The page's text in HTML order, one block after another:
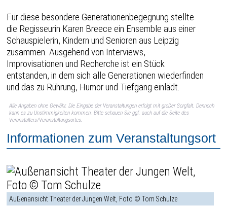
Für diese besondere Generationenbegegnung stellte
die Regisseurin Karen Breece ein Ensemble aus einer
Schauspielerin, Kindern und Senioren aus Leipzig
zusammen. Ausgehend von Interviews,
Improvisationen und Recherche ist ein Stück
entstanden, in dem sich alle Generationen wiederfinden
und das zu Rührung, Humor und Tiefgang einlädt.
Alle Angaben ohne Gewähr. Die Eingabe der Veranstaltungen erfolgt mit großer Sorgfalt. Dennoch
kann es zu Unstimmigkeiten kommen. Bitte schauen Sie ggf. auch auf die Seite des
Veranstalters/Veranstaltungsortes.
Informationen zum Veranstaltungsort
Außenansicht Theater der Jungen Welt, Foto © Tom Schulze